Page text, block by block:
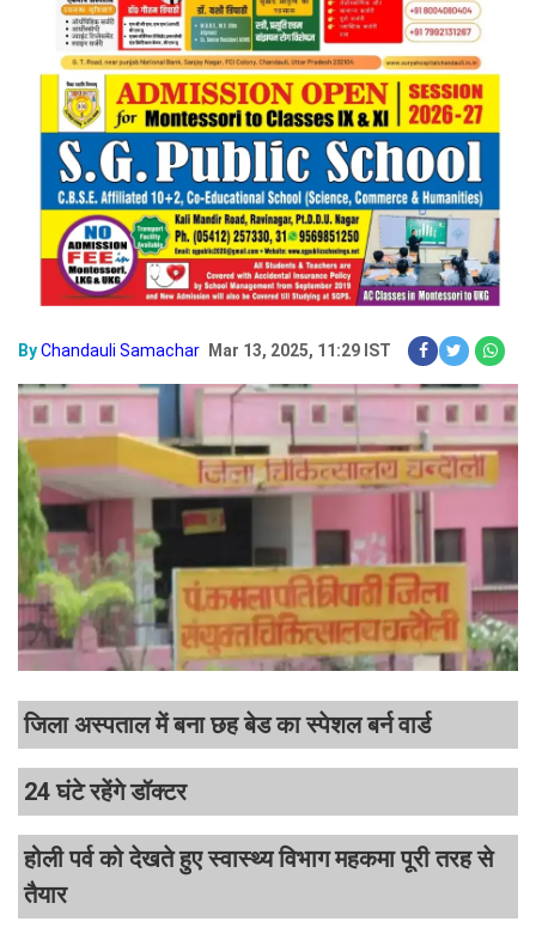
ByChandauli Samachar Mar 13, 2025, 11:29 IST
जिला अस्पताल में बना छह बेड का स्पेशल बर्न वार्ड
24 घंटे रहेंगे डॉक्टर
होली पर्व को देखते हुए स्वास्थ्य विभाग महकमा पूरी तरह से
तैयार